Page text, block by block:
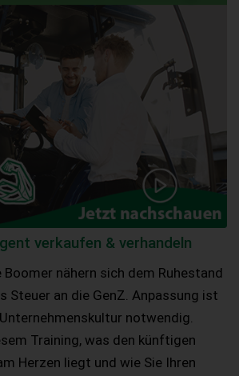
verkaufen & verhandeln
nähern sich dem Ruhestand
Steuer an die GenZ. Anpassung ist
notwendig.
Training, was den künftigen
Herzen liegt und wie Sie Ihren